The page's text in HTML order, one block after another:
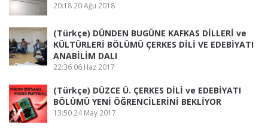
20:18 20 Ağu 2018
(Türkçe) DÜNDEN BUGÜNE KAFKAS DİLLERİ ve
KÜLTÜRLERİ BÖLÜMÜ ÇERKES DİLİ VE EDEBİYATI
ANABİLİM DALI
22:36 06 Haz 2017
(Türkçe) DÜZCE Ü. ÇERKES DİLİ ve EDEBİYATI
BÖLÜMÜ YENİ ÖĞRENCİLERİNİ BEKLİYOR
13:50 24 May 2017